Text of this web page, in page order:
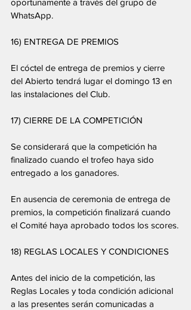
oportunamente a través del grupo de
WhatsApp.
16) ENTREGA DE PREMIOS
El cóctel de entrega de premios y cierre
del Abierto tendrá lugar el domingo 13 en
las instalaciones del Club.
17) CIERRE DE LA COMPETICIÓN
Se considerará que la competición ha
finalizado cuando el trofeo haya sido
entregado a los ganadores.
En ausencia de ceremonia de entrega de
premios, la competición finalizará cuando
el Comité haya aprobado todos los scores.
18) REGLAS LOCALES Y CONDICIONES
Antes del inicio de la competición, las
Reglas Locales y toda condición adicional
a las presentes serán comunicadas a